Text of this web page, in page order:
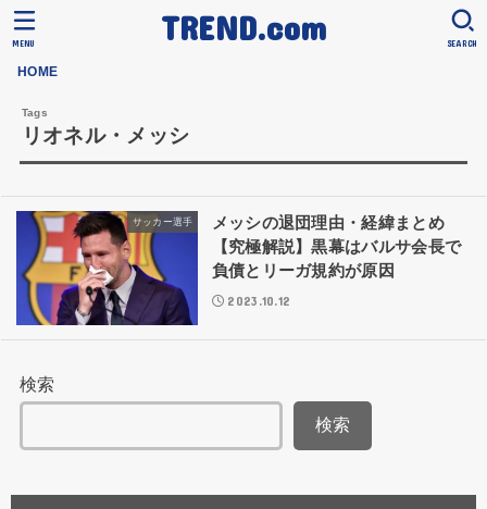
TREND.com
HOME
SEARCH
MENU
リオネル・メッシ
サッカー選手
メッシの退団理由・経緯まとめ
【究極解説】黒幕はバルサ会長で
負債とリーガ規約が原因
2023.10.12
検索
検索